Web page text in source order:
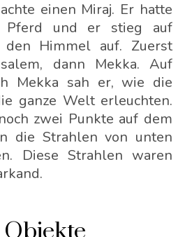
einen Miraj. Er hatte
Pferd und er stieg auf
Himmel auf. Zuerst
dann Mekka. Auf
Mekka sah er, wie die
ganze Welt erleuchten.
zwei Punkte auf dem
die Strahlen von unten
Diese Strahlen waren